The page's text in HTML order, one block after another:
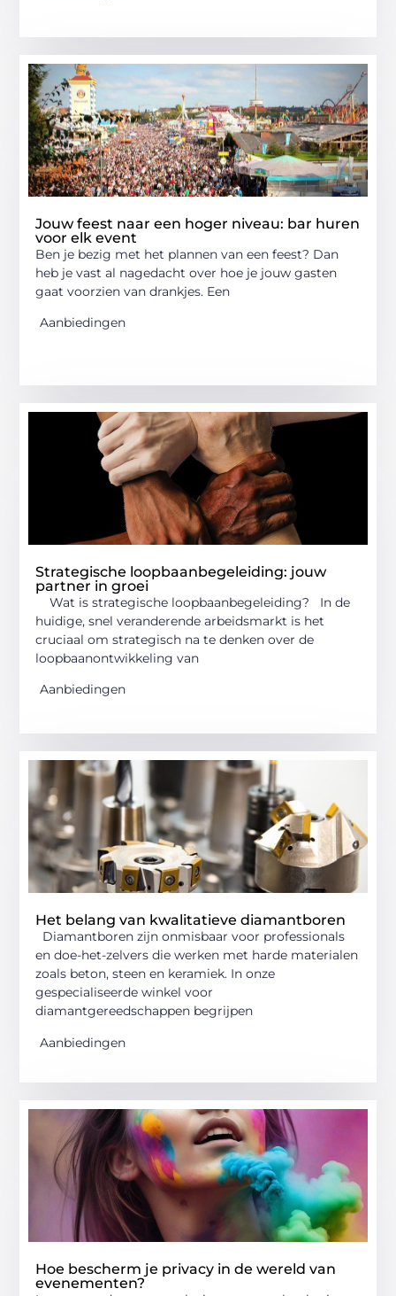
Jouw feest naar een hoger niveau: bar huren
voor elk event
Ben je bezig met het plannen van een feest? Dan
heb je vast al nagedacht over hoe je jouw gasten
gaat voorzien van drankjes. Een
Aanbiedingen
Strategische loopbaanbegeleiding: jouw
partner in groei
Wat is strategische loopbaanbegeleiding? In de
huidige, snel veranderende arbeidsmarkt is het
cruciaal om strategisch na te denken over de
loopbaanontwikkeling van
Aanbiedingen
Het belang van kwalitatieve diamantboren
Diamantboren zijn onmisbaar voor professionals
en doe-het-zelvers die werken met harde materialen
zoals beton, steen en keramiek. In onze
gespecialiseerde winkel voor
diamantgereedschappen begrijpen
Aanbiedingen
Hoe bescherm je privacy in de wereld van
evenementen?